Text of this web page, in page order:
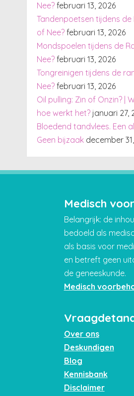
Nee? februari 13, 2026
Tandenpoetsen tijdens
of Nee? februari 13, 2026
Mondspoelen tijdens de
Nee? februari 13, 2026
Tongreinigen tijdens de
Nee? februari 13, 2026
Oil pulling: Zin of Onzin? |
hoe werkt het? januari 27,
Bloedend tandvlees. Een
Geen bijzaak december
Medisch
Belangrijk: de
bedoeld als
als basis voor
en betreft geen
de geneeskunde.
Medisch
Over ons
Deskundigen
Blog
Kennisbank
Disclaimer